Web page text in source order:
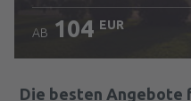
Prüfe die Einzelheiten
AB 104 EUR
Die besten Angebote